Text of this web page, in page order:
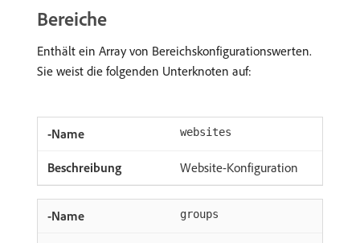
Bereiche
Enthält ein Array von Bereichskonfigurationswerten.
Sie weist die folgenden Unterknoten auf:
websites
Website-Konfiguration
groups